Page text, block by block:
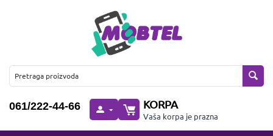
061/222-44-66 KORPA
Vaša korpa je prazna